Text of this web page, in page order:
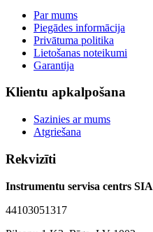
Par mums
Piegādes informācija
Privātuma politika
Lietošanas noteikumi
Garantija
Klientu apkalpošana
Sazinies ar mums
Atgriešana
Rekvizīti
Instrumentu servisa centrs SIA
44103051317